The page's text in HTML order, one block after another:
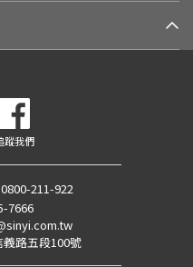
蹤我們
0800-211-922
7666
路五段100號